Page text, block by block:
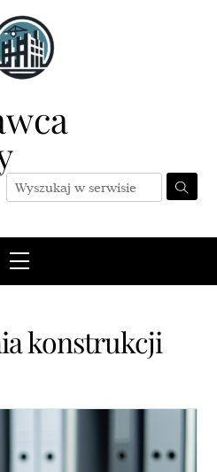
Menu
konstrukcji